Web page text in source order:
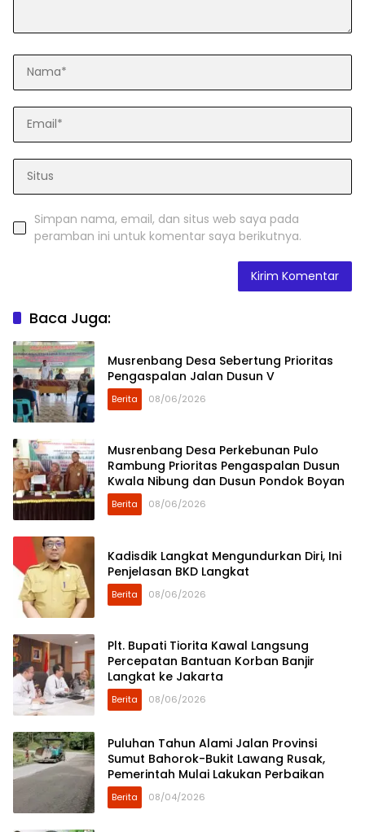
Simpan nama, email, dan situs web saya pada
peramban ini untuk komentar saya berikutnya.
Baca Juga:
Musrenbang Desa Sebertung Prioritas
Pengaspalan Jalan Dusun V
Berita 08/06/2026
Musrenbang Desa Perkebunan Pulo
Rambung Prioritas Pengaspalan Dusun
Kwala Nibung dan Dusun Pondok Boyan
Berita 08/06/2026
Kadisdik Langkat Mengundurkan Diri, Ini
Penjelasan BKD Langkat
Berita 08/06/2026
Plt. Bupati Tiorita Kawal Langsung
Percepatan Bantuan Korban Banjir
Langkat ke Jakarta
Berita 08/06/2026
Puluhan Tahun Alami Jalan Provinsi
Sumut Bahorok-Bukit Lawang Rusak,
Pemerintah Mulai Lakukan Perbaikan
Berita 08/04/2026